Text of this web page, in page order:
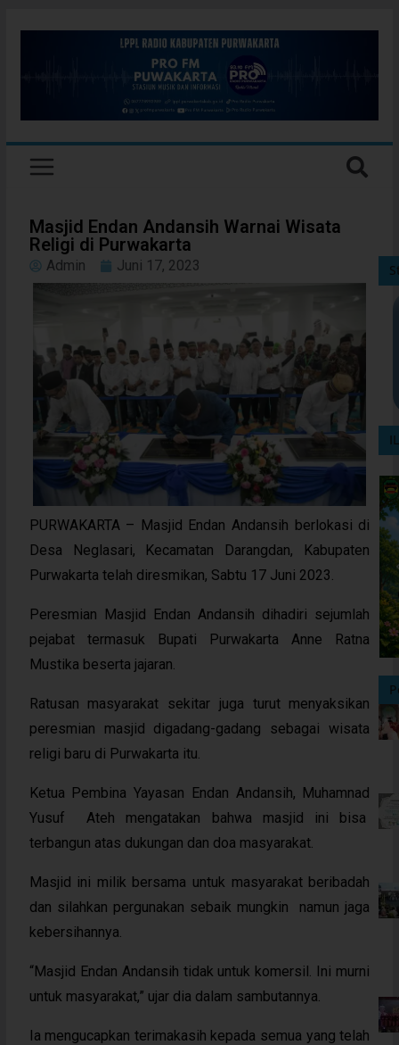
Masjid Endan Andansih Warnai Wisata
Religi di Purwakarta
Admin Juni 17, 2023
PURWAKARTA – Masjid Endan Andansih berlokasi di
Desa Neglasari, Kecamatan Darangdan, Kabupaten
Purwakarta telah diresmikan, Sabtu 17 Juni 2023.
Peresmian Masjid Endan Andansih dihadiri sejumlah
pejabat termasuk Bupati Purwakarta Anne Ratna
Mustika beserta jajaran.
Ratusan masyarakat sekitar juga turut menyaksikan
peresmian masjid digadang-gadang sebagai wisata
religi baru di Purwakarta itu.
Ketua Pembina Yayasan Endan Andansih, Muhamnad
Yusuf Ateh mengatakan bahwa masjid ini bisa
terbangun atas dukungan dan doa masyarakat.
Masjid ini milik bersama untuk masyarakat beribadah
dan silahkan pergunakan sebaik mungkin namun jaga
kebersihannya.
“Masjid Endan Andansih tidak untuk komersil. Ini murni
untuk masyarakat,” ujar dia dalam sambutannya.
Ia mengucapkan terimakasih kepada semua yang telah